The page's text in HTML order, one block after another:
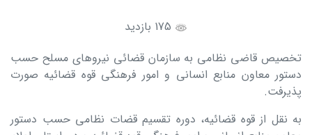
تخصیص قاضی نظامی به سازمان قضائی نیروهای مسلح حسب
دستور معاون منابع انسانی و امور فرهنگی قوه قضائیه صورت
پذیرفت.
به نقل از قوه قضائیه، دوره تقسیم قضات نظامی حسب دستور